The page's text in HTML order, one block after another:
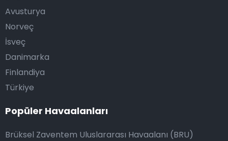
Avusturya
Norveç
İsveç
Danimarka
Finlandiya
Türkiye
Popüler Havaalanları
Brüksel Zaventem Uluslararası Havaalanı (BRU)